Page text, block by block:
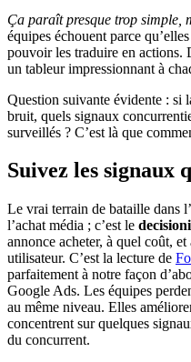
Ça paraît presque trop simple,
équipes échouent parce
pouvoir les traduire en actions.
un tableur impressionnant à
Question suivante évidente : si
bruit, quels signaux
surveillés ? C’est là que
Suivez les signaux
Le vrai terrain de bataille dans
l’achat média ; c’est le
annonce acheter, à quel coût,
utilisateur. C’est la lecture de
parfaitement à notre façon
Google Ads. Les équipes
au même niveau. Elles
concentrent sur quelques
du concurrent.